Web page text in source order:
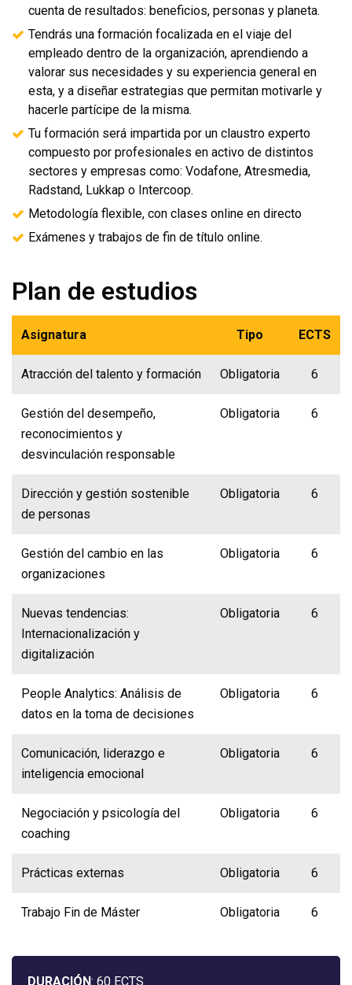
cuenta de resultados: beneficios, personas y planeta.
Tendrás una formación focalizada en el viaje del
empleado dentro de la organización, aprendiendo a
valorar sus necesidades y su experiencia general en
esta, y a diseñar estrategias que permitan motivarle y
hacerle partícipe de la misma.
Tu formación será impartida por un claustro experto
compuesto por profesionales en activo de distintos
sectores y empresas como: Vodafone, Atresmedia,
Radstand, Lukkap o Intercoop.
Metodología flexible, con clases online en directo
Exámenes y trabajos de fin de título online.
Plan de estudios
Asignatura Tipo ECTS
Atracción del talento y formación Obligatoria 6
Gestión del desempeño,
reconocimientos y
desvinculación responsable
Obligatoria 6
Dirección y gestión sostenible
de personas
Obligatoria 6
Gestión del cambio en las
organizaciones
Obligatoria 6
Nuevas tendencias:
Internacionalización y
digitalización
Obligatoria 6
People Analytics: Análisis de
datos en la toma de decisiones
Obligatoria 6
Comunicación, liderazgo e
inteligencia emocional
Obligatoria 6
Negociación y psicología del
coaching
Obligatoria 6
Prácticas externas Obligatoria 6
Trabajo Fin de Máster Obligatoria 6
DURACIÓN: 60 ECTS